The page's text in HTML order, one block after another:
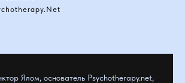
Ялом, основатель Psychotherapy.net,